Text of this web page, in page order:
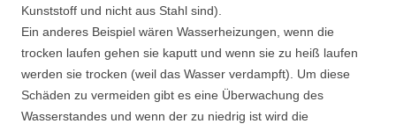
Kunststoff und nicht aus Stahl sind).
Ein anderes Beispiel wären Wasserheizungen, wenn die
trocken laufen gehen sie kaputt und wenn sie zu heiß laufen
werden sie trocken (weil das Wasser verdampft). Um diese
Schäden zu vermeiden gibt es eine Überwachung des
Wasserstandes und wenn der zu niedrig ist wird die